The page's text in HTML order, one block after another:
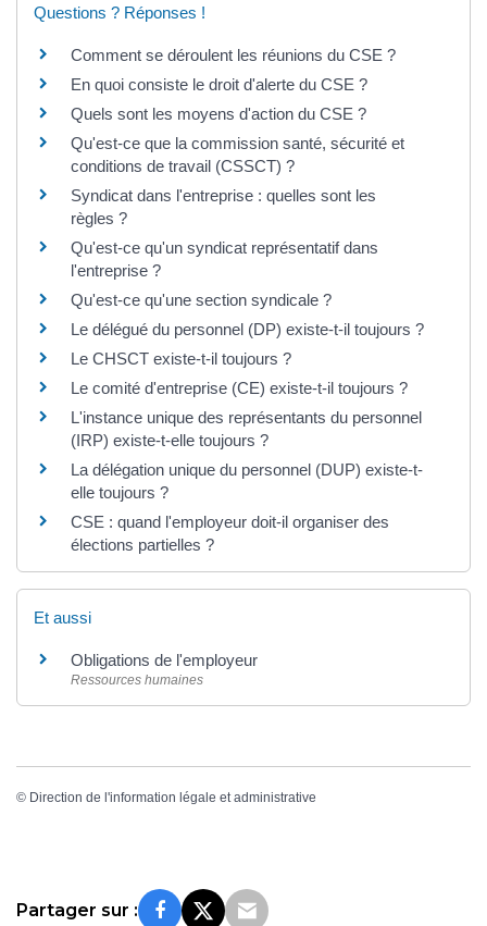
Questions ? Réponses !
Comment se déroulent les réunions du CSE ?
En quoi consiste le droit d'alerte du CSE ?
Quels sont les moyens d'action du CSE ?
Qu'est-ce que la commission santé, sécurité et
conditions de travail (CSSCT) ?
Syndicat dans l'entreprise : quelles sont les
règles ?
Qu'est-ce qu'un syndicat représentatif dans
l'entreprise ?
Qu'est-ce qu'une section syndicale ?
Le délégué du personnel (DP) existe-t-il toujours ?
Le CHSCT existe-t-il toujours ?
Le comité d'entreprise (CE) existe-t-il toujours ?
L'instance unique des représentants du personnel
(IRP) existe-t-elle toujours ?
La délégation unique du personnel (DUP) existe-t-
elle toujours ?
CSE : quand l'employeur doit-il organiser des
élections partielles ?
Et aussi
Obligations de l'employeur
Ressources humaines
© Direction de l'information légale et administrative
Partager sur :